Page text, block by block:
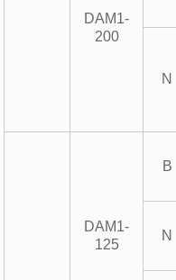
DAM1-
200
N
DAM1-
125
B
N